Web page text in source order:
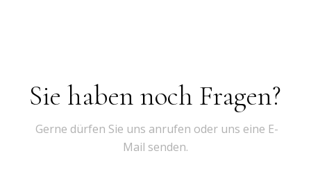
Sie haben noch Fragen?
Gerne dürfen Sie uns anrufen oder uns eine E-
Mail senden.